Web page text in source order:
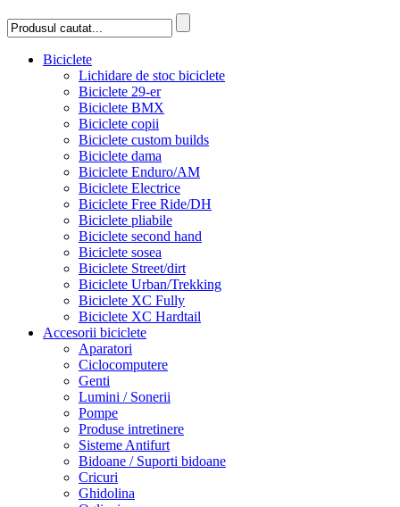
Biciclete
Lichidare de stoc biciclete
Biciclete 29-er
Biciclete BMX
Biciclete copii
Biciclete custom builds
Biciclete dama
Biciclete Enduro/AM
Biciclete Electrice
Biciclete Free Ride/DH
Biciclete pliabile
Biciclete second hand
Biciclete sosea
Biciclete Street/dirt
Biciclete Urban/Trekking
Biciclete XC Fully
Biciclete XC Hardtail
Accesorii biciclete
Aparatori
Ciclocomputere
Genti
Lumini / Sonerii
Pompe
Produse intretinere
Sisteme Antifurt
Bidoane / Suporti bidoane
Cricuri
Ghidolina